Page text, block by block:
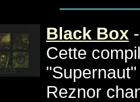
Black Box
Cette
Reznor